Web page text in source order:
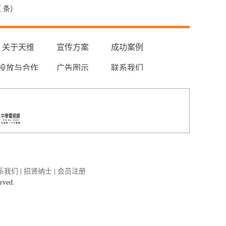
条）
关于天维 宣传方案 成功案例
放与合作 广告图示 联系我们
我们 招贤纳士
会员注册